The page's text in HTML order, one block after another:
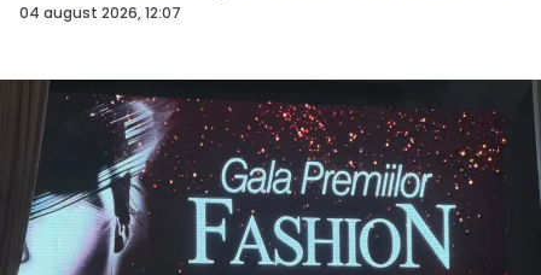
04 august 2026, 12:07